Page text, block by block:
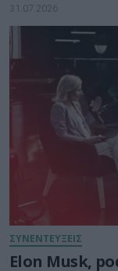
31.07.2026
ΣΥΝΕΝΤΕΥΞΕΙΣ
Elon Musk,